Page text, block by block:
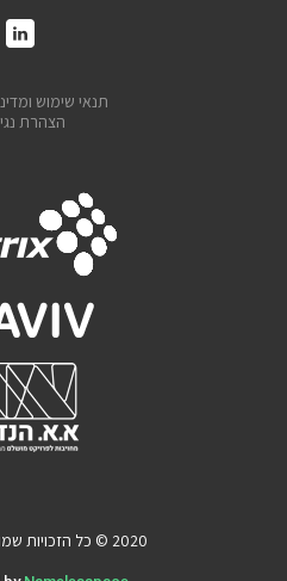
תנאי שימוש
הצהרת
2020 © כל הזכויות שמורות לדנה הנדסה